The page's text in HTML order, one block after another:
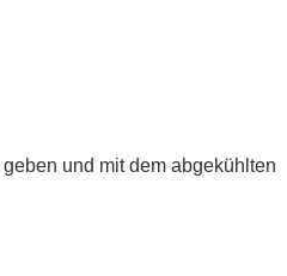
und mit dem abgekühlten